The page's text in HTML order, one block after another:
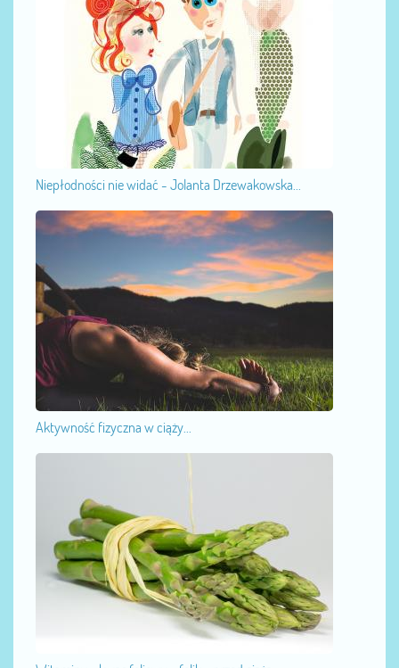
Niepłodności nie widać - Jolanta Drzewakowska...
Aktywność fizyczna w ciąży...